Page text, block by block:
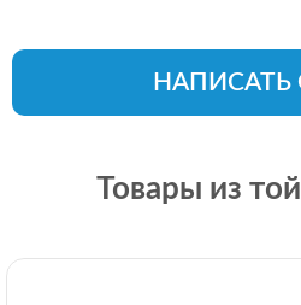
НАПИСАТЬ
Товары из